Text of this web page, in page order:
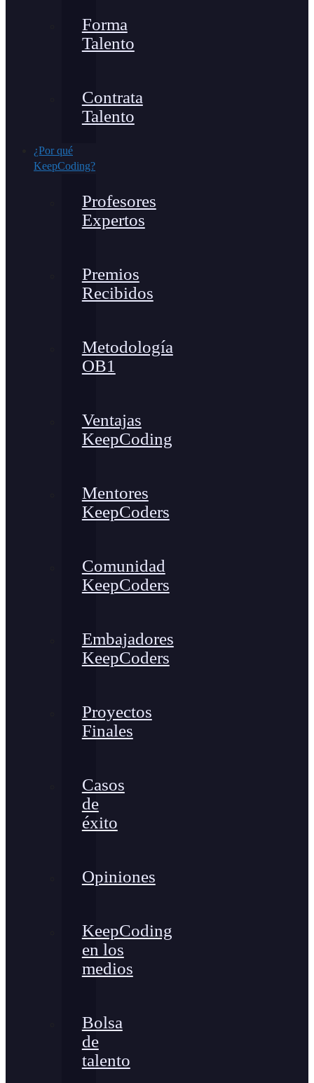
Forma
Talento
Contrata
Talento
¿Por qué
KeepCoding?
Profesores
Expertos
Premios
Recibidos
Metodología
OB1
Ventajas
KeepCoding
Mentores
KeepCoders
Comunidad
KeepCoders
Embajadores
KeepCoders
Proyectos
Finales
Casos
de
éxito
Opiniones
KeepCoding
en los
medios
Bolsa
de
talento